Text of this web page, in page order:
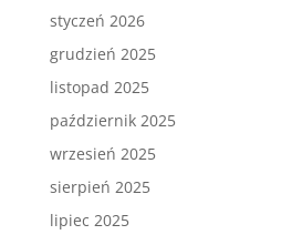
styczeń 2026
grudzień 2025
listopad 2025
październik 2025
wrzesień 2025
sierpień 2025
lipiec 2025